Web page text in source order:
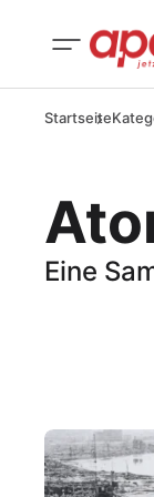
Startseite
Eine